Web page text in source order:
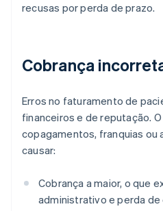
recusas por perda de prazo.
Cobrança
Erros no faturamento de
financeiros e de reputação.
copagamentos, franquias ou
causar:
Cobrança a maior, o que
administrativo e perda de